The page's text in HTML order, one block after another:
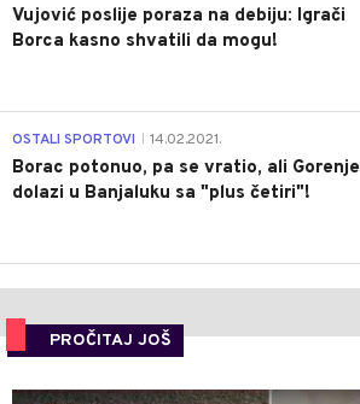
Vujović poslije poraza na debiju: Igrači
Borca kasno shvatili da mogu!
OSTALI SPORTOVI 14.02.2021.
Borac potonuo, pa se vratio, ali Gorenje
dolazi u Banjaluku sa "plus četiri"!
PROČITAJ JOŠ